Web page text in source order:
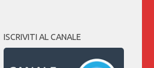
ISCRIVITI AL CANALE